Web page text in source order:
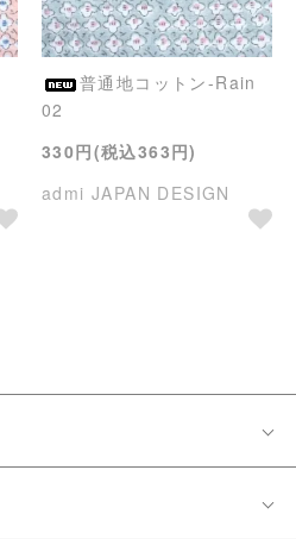
普通地コットン-Rain
02
330円(税込363円)
admi JAPAN DESIGN